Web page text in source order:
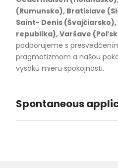
(Rumunsko), Bratislave
Saint- Denis
republika), Varšave
podporujeme s
pragmatizmom a našou
vysokú mieru spokojnosti.
Spontaneous